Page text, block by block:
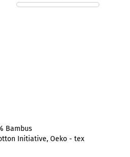
Bambus
Initiative, Oeko - tex